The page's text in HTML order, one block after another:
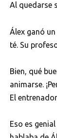
Al quedarse
Álex ganó
té. Su
Bien, qué
animarse.
El
Eso es